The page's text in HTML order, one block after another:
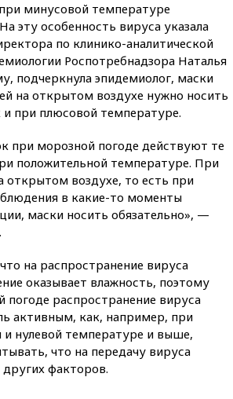
минусовой температуре
эту особенность вируса указала
по клинико-аналитической
Роспотребнадзора Наталья
подчеркнула эпидемиолог, маски
на открытом воздухе нужно носить
при плюсовой температуре.
при морозной погоде действуют те
положительной температуре. При
открытом воздухе, то есть при
в какие-то моменты
маски носить обязательно», —
на распространение вируса
оказывает влажность, поэтому
погоде распространение вируса
активным, как, например, при
и нулевой температуре и выше,
что на передачу вируса
факторов.